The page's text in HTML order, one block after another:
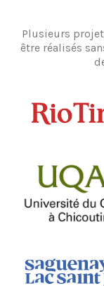
Plusieurs
être réalisés